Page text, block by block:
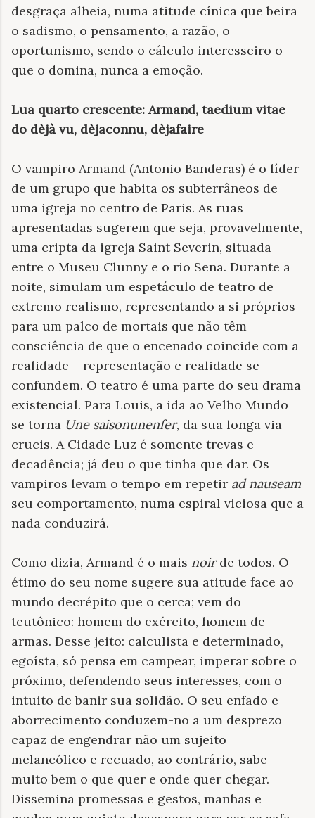
desgraça alheia, numa atitude cínica que beira
o sadismo, o pensamento, a razão, o
oportunismo, sendo o cálculo interesseiro o
que o domina, nunca a emoção.
Lua quarto crescente: Armand, taedium vitae
do dèjà vu, dèjaconnu, dèjafaire
O vampiro Armand (Antonio Banderas) é o líder
de um grupo que habita os subterrâneos de
uma igreja no centro de Paris. As ruas
apresentadas sugerem que seja, provavelmente,
uma cripta da igreja Saint Severin, situada
entre o Museu Clunny e o rio Sena. Durante a
noite, simulam um espetáculo de teatro de
extremo realismo, representando a si próprios
para um palco de mortais que não têm
consciência de que o encenado coincide com a
realidade – representação e realidade se
confundem. O teatro é uma parte do seu drama
existencial. Para Louis, a ida ao Velho Mundo
se torna Une saisonunenfer, da sua longa via
crucis. A Cidade Luz é somente trevas e
decadência; já deu o que tinha que dar. Os
vampiros levam o tempo em repetir ad nauseam
seu comportamento, numa espiral viciosa que a
nada conduzirá.
Como dizia, Armand é o mais noirde todos. O
étimo do seu nome sugere sua atitude face ao
mundo decrépito que o cerca; vem do
teutônico: homem do exército, homem de
armas. Desse jeito: calculista e determinado,
egoísta, só pensa em campear, imperar sobre o
próximo, defendendo seus interesses, com o
intuito de banir sua solidão. O seu enfado e
aborrecimento conduzem-no a um desprezo
capaz de engendrar não um sujeito
melancólico e recuado, ao contrário, sabe
muito bem o que quer e onde quer chegar.
Dissemina promessas e gestos, manhas e